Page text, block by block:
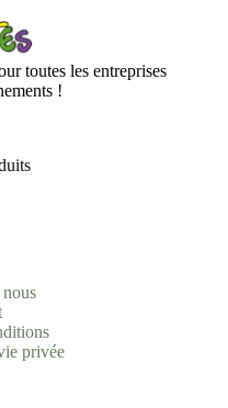
toutes les entreprises
!
privée